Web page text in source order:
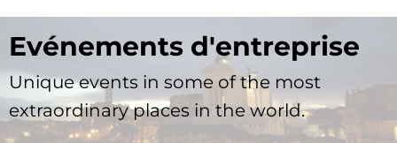
Evénements d'entreprise
Unique events in some of the most
extraordinary places in the world.